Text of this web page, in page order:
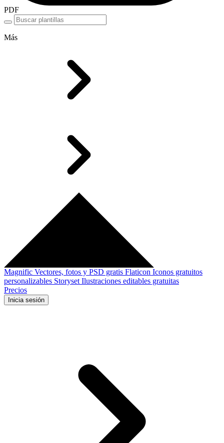
PDF
Más
Magnific Vectores, fotos y PSD gratis Flaticon Iconos gratuitos
personalizables Storyset Ilustraciones editables gratuitas
Precios
Inicia sesión